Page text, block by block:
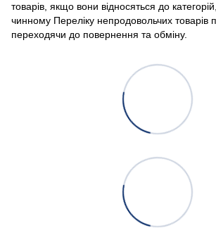
товарів, якщо вони відносяться до
чинному Переліку непродовольчих товарів
переходячи до повернення та обміну.